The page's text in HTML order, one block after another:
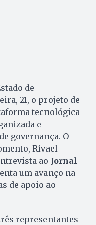
de
21, o projeto de
tecnológica
e
governança. O
Rivael
ao Jornal
um avanço na
de apoio ao
representantes